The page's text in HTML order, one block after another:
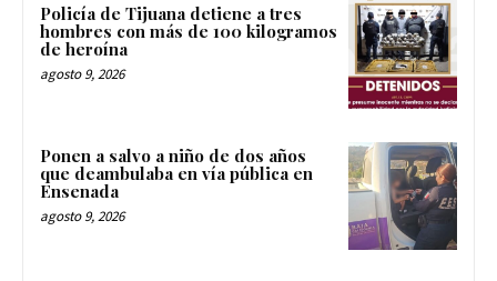
Policía de Tijuana detiene a tres
hombres con más de 100 kilogramos
de heroína
agosto 9, 2026
Ponen a salvo a niño de dos años
que deambulaba en vía pública en
Ensenada
agosto 9, 2026